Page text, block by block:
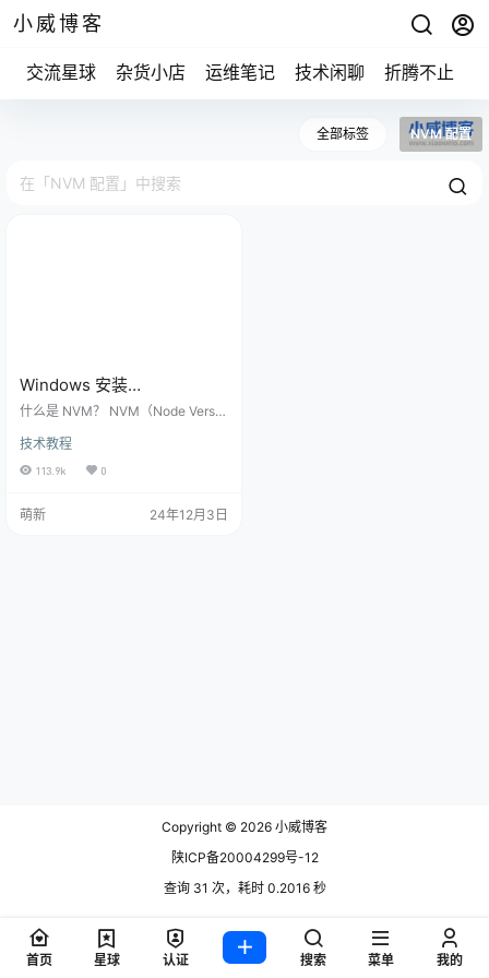
小威博客
交流星球 杂货小店 运维笔记 技术闲聊 折腾不止
全部标签 NVM 配置
Windows 安装
NVM（Node.js 版本管理工
什么是 NVM？ NVM（Node Versio
理和切换不同版本的 Node.js。在开
发过程中，我们可能会遇到不同项
不仅可以帮助你安装和卸载 Node.js
技术教程
113.9k 0
萌新 24年12月3日
Copyright © 2026 小威博客
陕ICP备20004299号-12
查询 31 次，耗时 0.2016 秒
首页 星球 认证 搜索 菜单 我的